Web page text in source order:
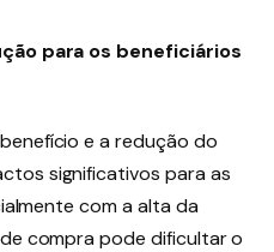
para os beneficiários
e a redução do
significativos para as
com a alta da
compra pode dificultar o